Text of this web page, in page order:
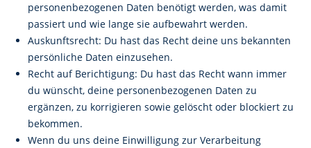
personenbezogenen Daten benötigt werden, was damit
passiert und wie lange sie aufbewahrt werden.
Auskunftsrecht: Du hast das Recht deine uns bekannten
persönliche Daten einzusehen.
Recht auf Berichtigung: Du hast das Recht wann immer
du wünscht, deine personenbezogenen Daten zu
ergänzen, zu korrigieren sowie gelöscht oder blockiert zu
bekommen.
Wenn du uns deine Einwilligung zur Verarbeitung